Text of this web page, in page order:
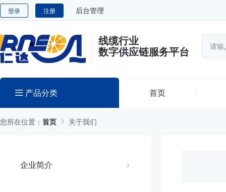
登录 注册 后台管理
线缆行业
数字供应链服务平台
产品分类 首页
您所在位置： 首页 关于我们
企业简介